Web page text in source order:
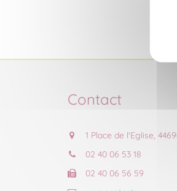
Contact
1 Place de l'Eglise,
02 40 06 53 18
02 40 06 56 59